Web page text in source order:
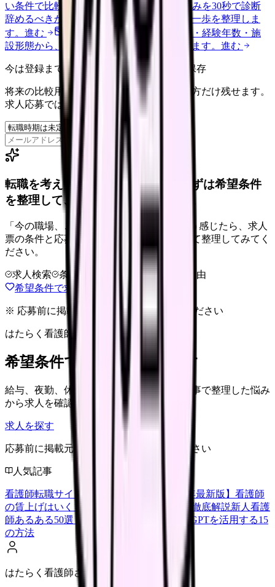
い条件で比較できます。進む
職場の悩みを30秒で診断
辞めるべきか迷う前に、悩みの種類と次の一歩を整理しま
す。 進む 給料コンパスで比較する
地域・経験年数・施
設形態から、今の給料の現在地を確認できます。 進む
今は登録までしない人向け: 希望条件だけ保存
将来の比較用に、転職時期と気になる働き方だけ残せます。
求人応募ではありません。
転職を考えている看護師さんへ。まずは希望条件
を整理して、求人を見比べられます。
「今の職場、このままでいいのかな...」そう感じたら、求人
票の条件と応募前に確認したい不安を分けて整理してみてく
ださい。
求人検索 条件整理 相談だけOK
退会自由
希望条件で求人を探す
※ 応募前に掲載元の最新情報を確認してください
はたらく看護師さん 求人
希望条件で看護師求人を探す
給与、夜勤、休み、ブランクなど、この記事で整理した悩み
から求人を確認できます。
求人を探す
応募前に掲載元の最新情報を確認してください
人気記事
看護師転職サイトランキングTOP5【2026年最新版】 看護師
の賃上げはいくら？2026年度の最新情報を徹底解説新人看護
師あるある50選【共感必至】
看護師がChatGPTを活用する15
の方法
はたらく看護師さん編集部